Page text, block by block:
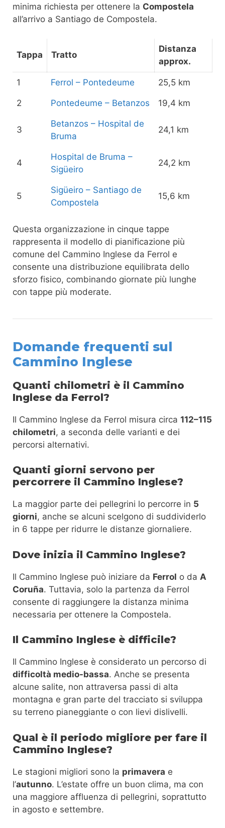
minima richiesta per ottenere la Compostela
all’arrivo a Santiago de Compostela.
Tappa Tratto
Distanza
approx.
1 Ferrol – Pontedeume 25,5 km
2 Pontedeume – Betanzos 19,4 km
3
Betanzos – Hospital de
Bruma
24,1 km
4
Hospital de Bruma –
Sigüeiro
24,2 km
5
Sigüeiro – Santiago de
Compostela
15,6 km
Questa organizzazione in cinque tappe
rappresenta il modello di pianificazione più
comune del Cammino Inglese da Ferrol e
consente una distribuzione equilibrata dello
sforzo fisico, combinando giornate più lunghe
con tappe più moderate.
Domande frequenti sul
Cammino Inglese
Quanti chilometri è il Cammino
Inglese da Ferrol?
Il Cammino Inglese da Ferrol misura circa 112–115
chilometri, a seconda delle varianti e dei
percorsi alternativi.
Quanti giorni servono per
percorrere il Cammino Inglese?
La maggior parte dei pellegrini lo percorre in 5
giorni, anche se alcuni scelgono di suddividerlo
in 6 tappe per ridurre le distanze giornaliere.
Dove inizia il Cammino Inglese?
Il Cammino Inglese può iniziare da Ferrol o da A
Coruña. Tuttavia, solo la partenza da Ferrol
consente di raggiungere la distanza minima
necessaria per ottenere la Compostela.
Il Cammino Inglese è difficile?
Il Cammino Inglese è considerato un percorso di
difficoltà medio-bassa. Anche se presenta
alcune salite, non attraversa passi di alta
montagna e gran parte del tracciato si sviluppa
su terreno pianeggiante o con lievi dislivelli.
Qual è il periodo migliore per fare il
Cammino Inglese?
Le stagioni migliori sono la primavera e
l’autunno. L’estate offre un buon clima, ma con
una maggiore affluenza di pellegrini, soprattutto
in agosto e settembre.